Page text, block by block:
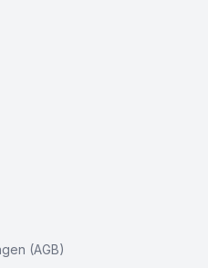
(AGB)